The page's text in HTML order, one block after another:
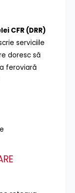
CFR (DRR)
serviciile
doresc să
feroviară